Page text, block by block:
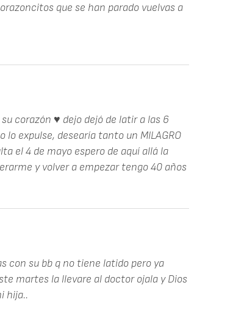
que se han parado vuelvas a
corazón ♥️ dejo dejó de latir a las 6
expulse, desearía tanto un MILAGRO
el 4 de mayo espero de aquí allá la
y volver a empezar tengo 40 años
con su bb q no tiene latido pero ya
martes la llevare al doctor ojala y Dios
hija..